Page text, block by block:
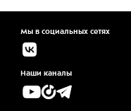
Мы в социальных сетях
Наши каналы